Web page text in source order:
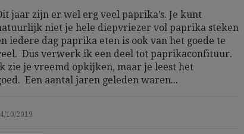
jaar zijn er wel erg veel paprika’s. Je kunt
niet je hele diepvriezer vol paprika steken
iedere dag paprika eten is ook van het goede te
Dus verwerk ik een deel tot paprikaconfituur.
zie je vreemd opkijken, maar je leest het
Een aantal jaren geleden waren...
10/2019